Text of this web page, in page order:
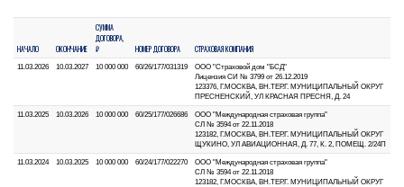
НАЧАЛО ОКОНЧАНИЕ
СУММА
ДОГОВОРА,
₽
НОМЕР ДОГОВОРА СТРАХОВАЯ КОМПАНИЯ
11.03.2026 10.03.2027 10 000 000 60/26/177/031319
ООО "Страховой дом "БСД"
Лицензия СИ № 3799 от 26.12.2019
123376, Г.МОСКВА, ВН.ТЕР.Г. МУНИЦИПАЛЬНЫЙ ОКРУГ
ПРЕСНЕНСКИЙ, УЛ КРАСНАЯ ПРЕСНЯ, Д. 24
11.03.2025 10.03.2026 10 000 000 60/25/177/026686
ООО "Международная страховая группа"
СЛ № 3594 от 22.11.2018
123182, Г.МОСКВА, ВН.ТЕР.Г. МУНИЦИПАЛЬНЫЙ ОКРУГ
ЩУКИНО, УЛ АВИАЦИОННАЯ, Д. 77, К. 2, ПОМЕЩ. 2/24П
11.03.2024 10.03.2025 10 000 000 60/24/177/022270
ООО "Международная страховая группа"
СЛ № 3594 от 22.11.2018
123182, Г.МОСКВА, ВН.ТЕР.Г. МУНИЦИПАЛЬНЫЙ ОКРУГ